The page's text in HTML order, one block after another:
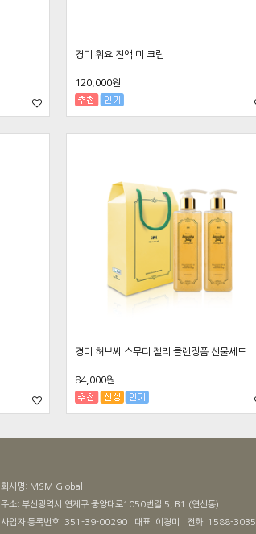
경미 휘요 진액 미 크림
120,000원
경미 허브씨 스무디 젤리 클렌징폼 선물세트
84,000원
회사명: MSM Global
주소: 부산광역시 연제구 중앙대로1050번길 5, B1 (연산동)
사업자 등록번호: 351-39-00290 대표: 이경미 전화: 1588-3035